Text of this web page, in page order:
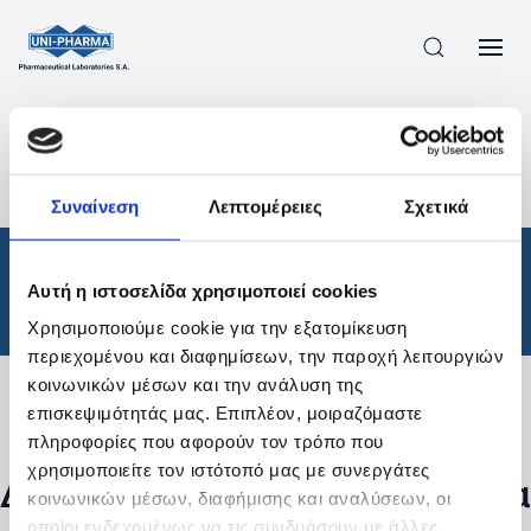
Συναίνεση Λεπτομέρειες Σχετικά
Αυτή η ιστοσελίδα χρησιμοποιεί cookies
Χρησιμοποιούμε cookie για την εξατομίκευση
περιεχομένου και διαφημίσεων, την παροχή λειτουργιών
κοινωνικών μέσων και την ανάλυση της
επισκεψιμότητάς μας. Επιπλέον, μοιραζόμαστε
πληροφορίες που αφορούν τον τρόπο που
χρησιμοποιείτε τον ιστότοπό μας με συνεργάτες
κοινωνικών μέσων, διαφήμισης και αναλύσεων, οι
οποίοι ενδεχομένως να τις συνδυάσουν με άλλες
ΠΡΟΪΟΝΤΑ
ΘΕΡΑΠΕΥΤΙΚΈΣ ΚΑΤΗΓΟΡΊΕΣ
/
ΑΠΟΤΕΛΕΣΜΑΤΑ ΑΝΑΖΗΤΗΣΗΣ
Θεραπευτικές Κατηγορίες
Φίλτρα
Δεν βρέθηκαν προϊόντα με τα